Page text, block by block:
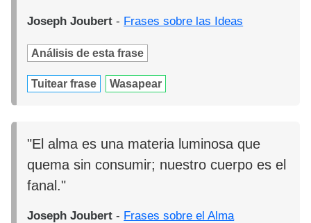
Joseph Joubert - Frases sobre las Ideas
Análisis de esta frase
Tuitear frase Wasapear
"El alma es una materia luminosa que
quema sin consumir; nuestro cuerpo es el
fanal."
Joseph Joubert - Frases sobre el Alma